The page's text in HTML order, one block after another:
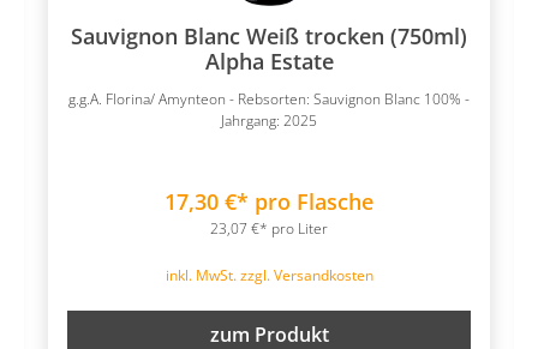
Sauvignon Blanc Weiß trocken (750ml)
Alpha Estate
g.g.A. Florina/ Amynteon - Rebsorten: Sauvignon Blanc 100% -
Jahrgang: 2025
17,30 €* pro Flasche
23,07 €* pro Liter
inkl. MwSt. zzgl. Versandkosten
zum Produkt